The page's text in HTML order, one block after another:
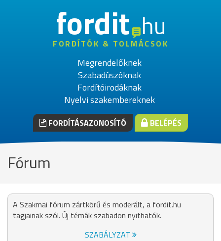
fordithu
FORDÍTÓK & TOLMÁCSOK
Megrendelőknek
Szabadúszóknak
Fordítóirodáknak
Nyelvi szakembereknek
FORDÍTÁSAZONOSÍTÓ BELÉPÉS
Fórum
A Szakmai fórum zártkörű és moderált, a fordit.hu
tagjainak szól. Új témák szabadon nyithatók.
SZABÁLYZAT